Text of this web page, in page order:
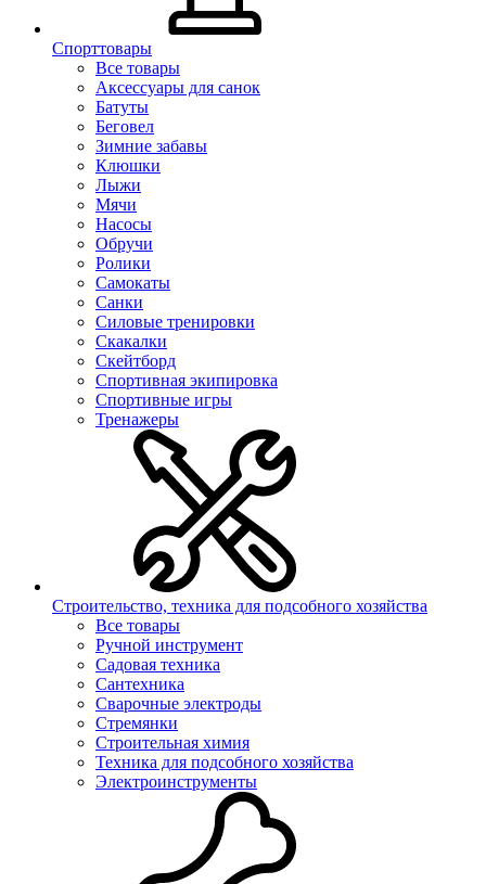
Спорттовары
Все товары
Аксессуары для санок
Батуты
Беговел
Зимние забавы
Клюшки
Лыжи
Мячи
Насосы
Обручи
Ролики
Самокаты
Санки
Силовые тренировки
Скакалки
Скейтборд
Спортивная экипировка
Спортивные игры
Тренажеры
Строительство, техника для подсобного хозяйства
Все товары
Ручной инструмент
Садовая техника
Сантехника
Сварочные электроды
Стремянки
Строительная химия
Техника для подсобного хозяйства
Электроинструменты